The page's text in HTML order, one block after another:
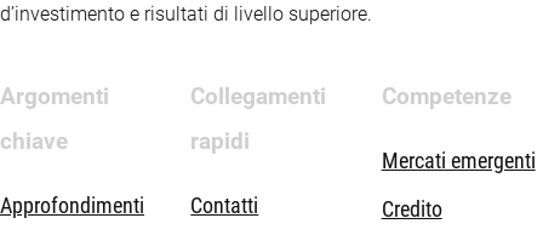
d’investimento e risultati di livello superiore.
Argomenti
chiave
Approfondimenti
Collegamenti
rapidi
Contatti
Competenze
Mercati emergenti
Credito